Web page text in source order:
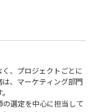
、プロジェクトごとに
、マーケティング部門
選定を中心に担当して